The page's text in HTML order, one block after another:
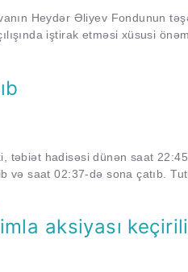
Heydər Əliyev Fondunun
iştirak etməsi xüsusi
təbiət hadisəsi dünən saat
saat 02:37-də sona çatıb.
aksiyası